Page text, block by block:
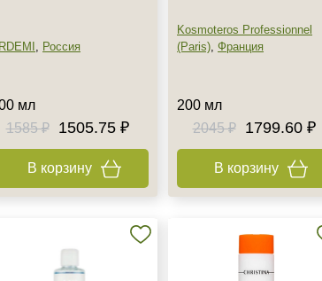
, Россия
мл
1585 ₽
1505.75 ₽
В корзину
Kosmoteros Professionnel
(Paris), Франция
200 мл
2045 ₽
1799.60 ₽
В корзину